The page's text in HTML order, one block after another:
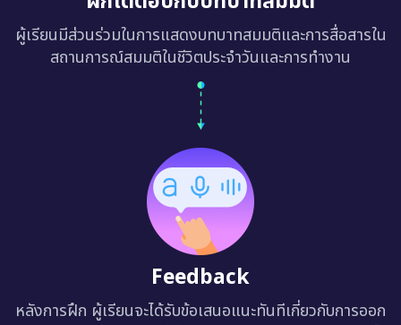
ผู้เรียนมีส่วนร่วมในการแสดงบทบาทสมมติและการสื่อสารใน
สถานการณ์สมมติในชีวิตประจำวันและการทำงาน
Feedback
หลังการฝึก ผู้เรียนจะได้รับข้อเสนอแนะทันทีเกี่ยวกับการออก
เสียงและไวยากรณ์ช่วยให้ผู้เรียนพัฒนาทักษะได้อย่างรวดเร็ว